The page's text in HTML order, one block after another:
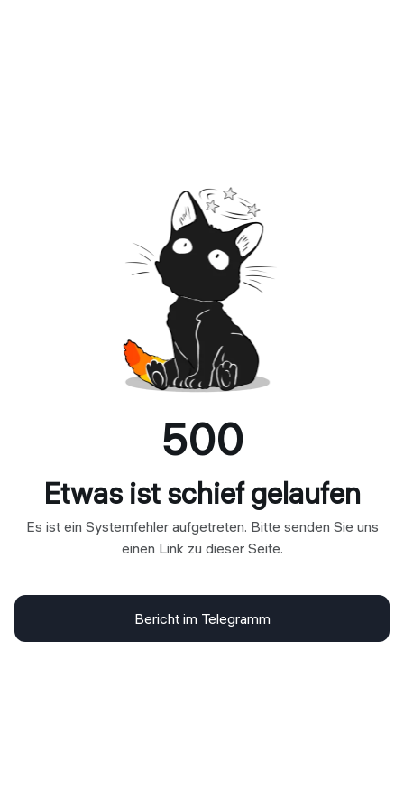
500
Etwas ist schief gelaufen
Es ist ein Systemfehler aufgetreten. Bitte senden Sie uns
einen Link zu dieser Seite.
Bericht im Telegramm